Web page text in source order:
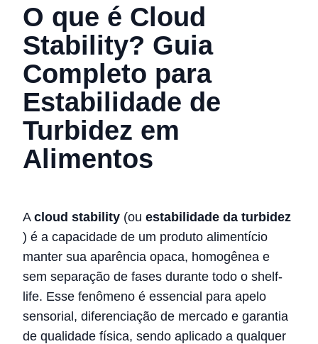
O que é Cloud
Stability? Guia
Completo para
Estabilidade de
Turbidez em
Alimentos
A cloud stability (ou estabilidade da turbidez
) é a capacidade de um produto alimentício
manter sua aparência opaca, homogênea e
sem separação de fases durante todo o shelf-
life. Esse fenômeno é essencial para apelo
sensorial, diferenciação de mercado e garantia
de qualidade física, sendo aplicado a qualquer